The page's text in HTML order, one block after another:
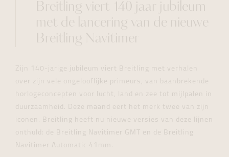
Breitling viert 140 jaar jubileum
met de lancering van de nieuwe
Breitling Navitimer
Zijn 140-jarige jubileum viert Breitling met verhalen
over zijn vele ongelooflijke primeurs, van baanbrekende
horlogeconcepten voor lucht, land en zee tot mijlpalen in
duurzaamheid. Deze maand eert het merk twee van zijn
iconen. Breitling heeft nu nieuwe versies van deze lijnen
onthuld: de Breitling Navitimer GMT en de Breitling
Navitimer Automatic 41mm.